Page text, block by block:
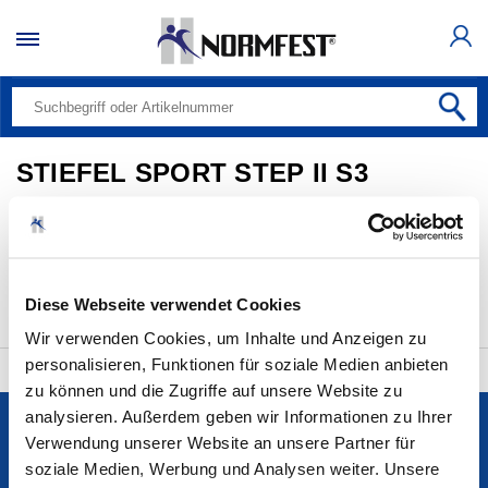
Diese Webseite verwendet Cookies
Wir verwenden Cookies, um Inhalte und Anzeigen zu
personalisieren, Funktionen für soziale Medien anbieten
zu können und die Zugriffe auf unsere Website zu
analysieren. Außerdem geben wir Informationen zu Ihrer
Verwendung unserer Website an unsere Partner für
soziale Medien, Werbung und Analysen weiter. Unsere
STIEFEL SPORT STEP II S3
Alle Produkte (0)
Services
Unternehmen